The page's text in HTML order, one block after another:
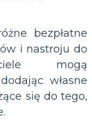
bezpłatne
i nastroju do
mogą
własne
się do tego,